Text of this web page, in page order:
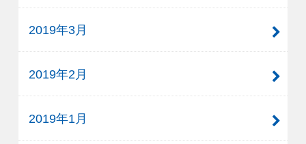
2019年3月
2019年2月
2019年1月